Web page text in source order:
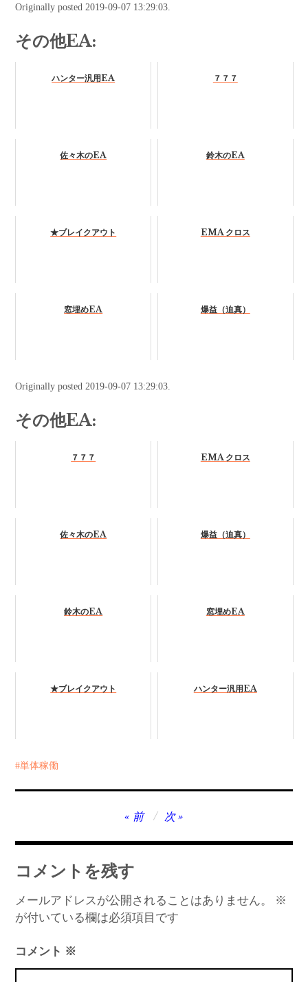
Originally posted 2019-09-07 13:29:03.
その他EA:
ハンター汎用EA ７７７
佐々木のEA 鈴木のEA
★ブレイクアウト EMA クロス
窓埋めEA 爆益（迫真）
Originally posted 2019-09-07 13:29:03.
その他EA:
７７７ EMA クロス
佐々木のEA 爆益（迫真）
鈴木のEA 窓埋めEA
★ブレイクアウト ハンター汎用EA
単体稼働
稿
ビ
ゲ
ー
シ
ョ
前 次
コメントを残す
メールアドレスが公開されることはありません。
※
が付いている欄は必須項目です
コメント ※